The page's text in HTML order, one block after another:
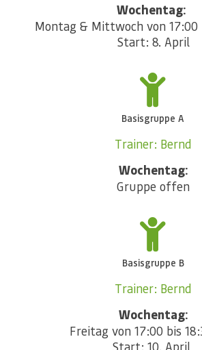
Wochentag:
Montag & Mittwoch von 17:00
Start: 8. April
Basisgruppe A
Trainer: Bernd
Wochentag:
Gruppe offen
Basisgruppe B
Trainer: Bernd
Wochentag:
Freitag von 17:00 bis
Start: 10. April